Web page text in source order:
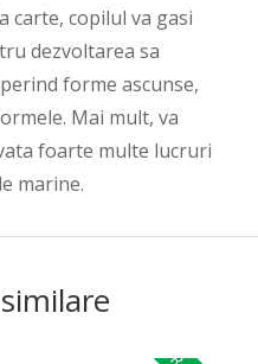
carte, copilul va gasi
dezvoltarea sa
forme ascunse,
Mai mult, va
foarte multe lucruri
marine.